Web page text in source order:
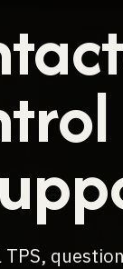
TPS,